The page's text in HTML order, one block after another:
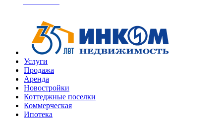
Услуги
Продажа
Аренда
Новостройки
Коттеджные поселки
Коммерческая
Ипотека